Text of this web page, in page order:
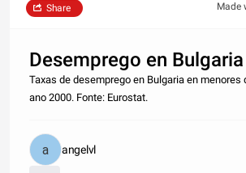
Made
Share
Desemprego en Bulgaria
Taxas de desemprego en Bulgaria en menores
ano 2000. Fonte: Eurostat.
angelvl